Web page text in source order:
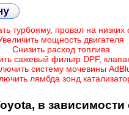
турбояму, провал на низких
мощность двигателя
Снизить расход топлива
сажевый фильтр DPF,
систему мочевины
лямбда зонд
в